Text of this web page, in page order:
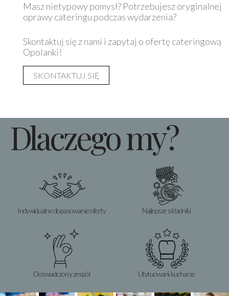
Masz nietypowy pomysł? Potrzebujesz oryginalnej
oprawy cateringu podczas wydarzenia?
Skontaktuj się z nami i zapytaj o ofertę cateringową
Opolanki!
SKONTAKTUJ SIĘ
Dlaczego my?
Indywidualne dopasowanie oferty Najlepsze składniki
Doświadczony zespół Utytuowani kucharze